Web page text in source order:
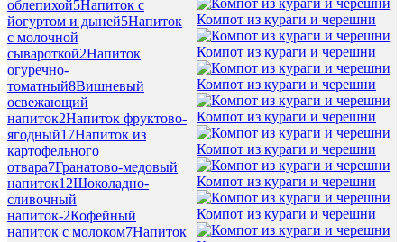
облепихой5Напиток с
йогуртом и дыней5Напиток
с молочной
сывароткой2Напиток
огуречно-
томатный8Вишневый
освежающий
напиток2Напиток фруктово-
ягодный17Напиток из
картофельного
отвара7Гранатово-медовый
напиток12Шоколадно-
сливочный
напиток-2Кофейный
напиток с молоком7Напиток
Компот из кураги и черешни
Компот из кураги и черешни
Компот из кураги и черешни
Компот из кураги и черешни
Компот из кураги и черешни
Компот из кураги и черешни
Компот из кураги и черешни